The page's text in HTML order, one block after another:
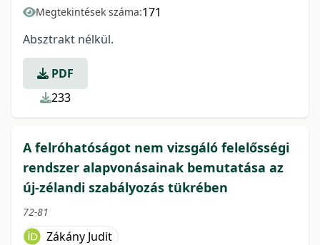
Megtekintések száma:171
Absztrakt nélkül.
PDF
233
A felróhatóságot nem vizsgáló felelősségi
rendszer alapvonásainak bemutatása az
új-zélandi szabályozás tükrében
72-81
Zákány Judit